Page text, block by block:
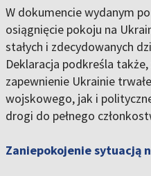
W dokumencie wydanym
osiągnięcie pokoju na
stałych i zdecydowanych
Deklaracja podkreśla
zapewnienie Ukrainie
wojskowego, jak i
drogi do pełnego
Zaniepokojenie sytuacją